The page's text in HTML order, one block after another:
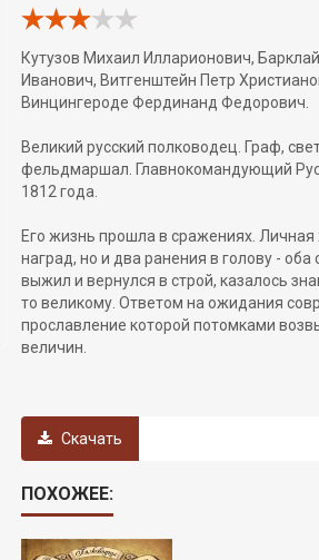
Кутузов Михаил Илларионович,
Иванович, Витгенштейн Петр
Винцингероде Фердинанд Федорович.
Великий русский полководец. Граф,
фельдмаршал. Главнокомандующий
1812 года.
Его жизнь прошла в сражениях.
наград, но и два ранения в голову -
выжил и вернулся в строй, казалось
то великому. Ответом на ожидания
прославление которой потомками
величин.
Скачать
ПОХОЖЕЕ: